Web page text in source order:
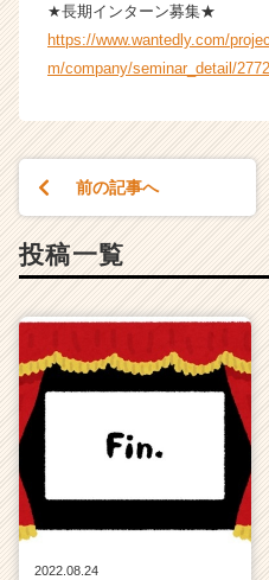
e
r）
★長期インターン募集★
https://www.wantedly.com/
m/company/seminar_detail/
前の記事へ
投稿一覧
2022.08.24